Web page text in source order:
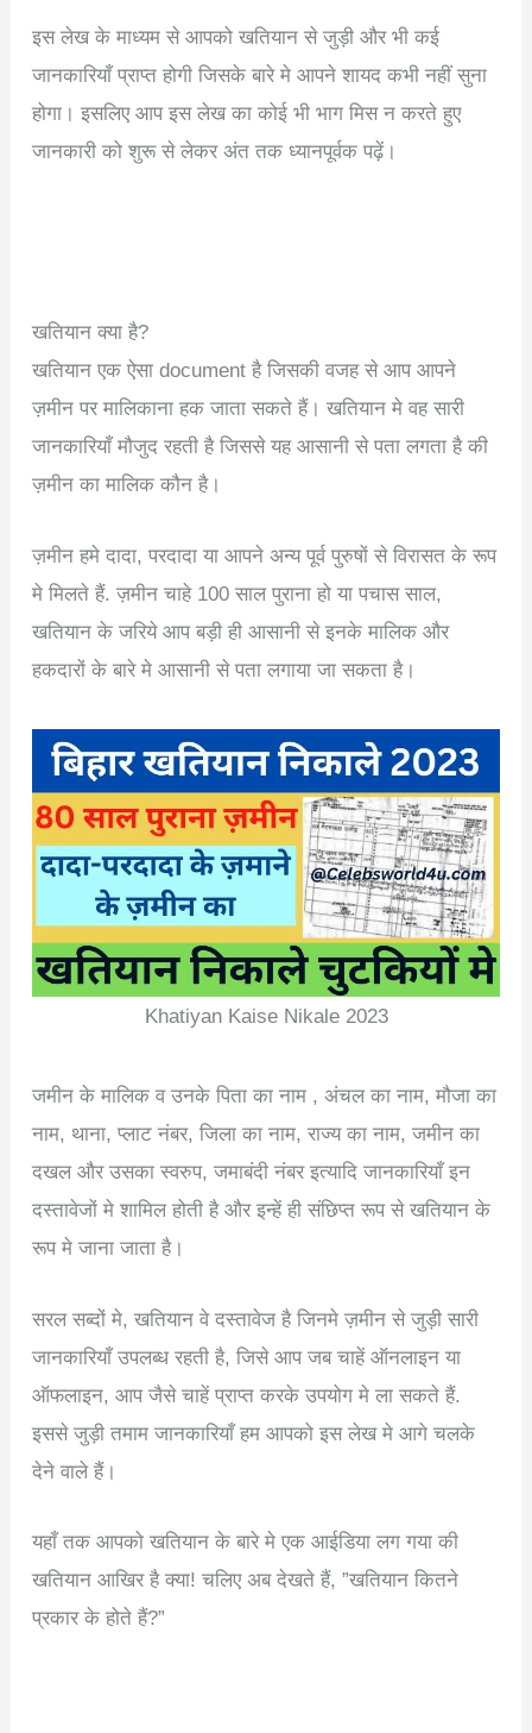
इस लेख के माध्यम से आपको खतियान से जुड़ी और भी कई
जानकारियाँ प्राप्त होगी जिसके बारे मे आपने शायद कभी नहीं सुना
होगा। इसलिए आप इस लेख का कोई भी भाग मिस न करते हुए
जानकारी को शुरू से लेकर अंत तक ध्यानपूर्वक पढ़ें।
खतियान क्या है?
खतियान एक ऐसा document है जिसकी वजह से आप आपने
ज़मीन पर मालिकाना हक जाता सकते हैं। खतियान मे वह सारी
जानकारियाँ मौजुद रहती है जिससे यह आसानी से पता लगता है की
ज़मीन का मालिक कौन है।
ज़मीन हमे दादा, परदादा या आपने अन्य पूर्व पुरुषों से विरासत के रूप
मे मिलते हैं. ज़मीन चाहे 100 साल पुराना हो या पचास साल,
खतियान के जरिये आप बड़ी ही आसानी से इनके मालिक और
हकदारों के बारे मे आसानी से पता लगाया जा सकता है।
Khatiyan Kaise Nikale 2023
जमीन के मालिक व उनके पिता का नाम , अंचल का नाम, मौजा का
नाम, थाना, प्लाट नंबर, जिला का नाम, राज्य का नाम, जमीन का
दखल और उसका स्वरुप, जमाबंदी नंबर इत्यादि जानकारियाँ इन
दस्तावेजों मे शामिल होती है और इन्हें ही संछिप्त रूप से खतियान के
रूप मे जाना जाता है।
सरल सब्दों मे, खतियान वे दस्तावेज है जिनमे ज़मीन से जुड़ी सारी
जानकारियाँ उपलब्ध रहती है, जिसे आप जब चाहें ऑनलाइन या
ऑफलाइन, आप जैसे चाहें प्राप्त करके उपयोग मे ला सकते हैं.
इससे जुड़ी तमाम जानकारियाँ हम आपको इस लेख मे आगे चलके
देने वाले हैं।
यहाँ तक आपको खतियान के बारे मे एक आईडिया लग गया की
खतियान आखिर है क्या! चलिए अब देखते हैं, ”खतियान कितने
प्रकार के होते हैं?”